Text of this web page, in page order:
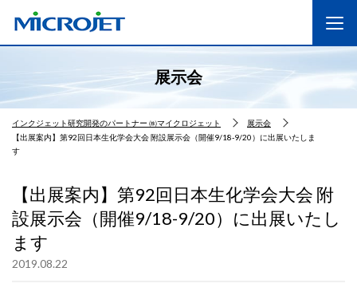
展示会
インクジェット研究開発のパートナー ㈱マイクロジェット
展示会
【出展案内】第92回日本生化学会大会 附設展示会（開催9/18-9/20）に出展いたしま
す
【出展案内】第92回日本生化学会大会 附
設展示会（開催9/18-9/20）に出展いたし
ます
2019.08.22